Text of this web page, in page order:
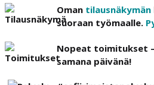
Oman tilausnäkymän
suoraan työmaalle.
Nopeat toimitukset
samana päivänä!